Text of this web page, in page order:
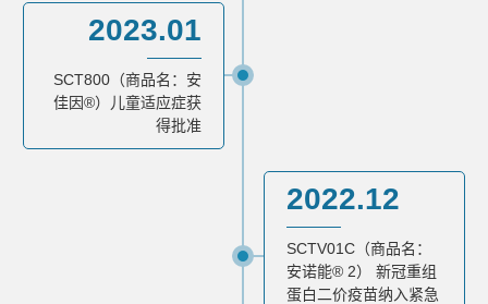
2023.01
SCT800（商品名：安
佳因®）儿童适应症获
得批准
2022.12
SCTV01C（商品名：
安诺能® 2） 新冠重组
蛋白二价疫苗纳入紧急